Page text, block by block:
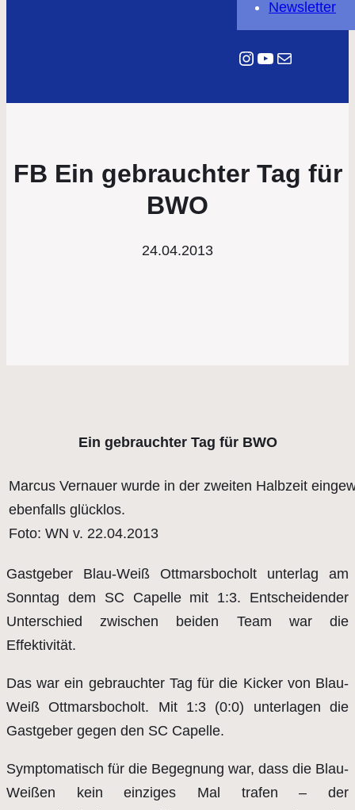
Newsletter
Instagram
YouTube
E-Mail
FB Ein gebrauchter Tag für
BWO
24.04.2013
Ein gebrauchter Tag für BWO
Marcus Vernauer wurde in der zweiten Halbzeit
ebenfalls glücklos.
Foto: WN v. 22.04.2013
Gastgeber Blau-Weiß Ottmarsbocholt unterlag am
Sonntag dem SC Capelle mit 1:3. Entscheidender
Unterschied zwischen beiden Team war die
Effektivität.
Das war ein gebrauchter Tag für die Kicker von Blau-
Weiß Ottmarsbocholt. Mit 1:3 (0:0) unterlagen die
Gastgeber gegen den SC Capelle.
Symptomatisch für die Begegnung war, dass die Blau-
Weißen kein einziges Mal trafen – der